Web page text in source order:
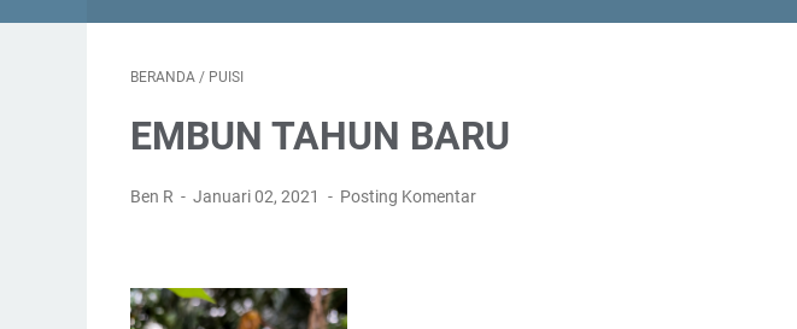
BERANDA / PUISI
EMBUN TAHUN BARU
Ben R Januari 02, 2021 Posting Komentar